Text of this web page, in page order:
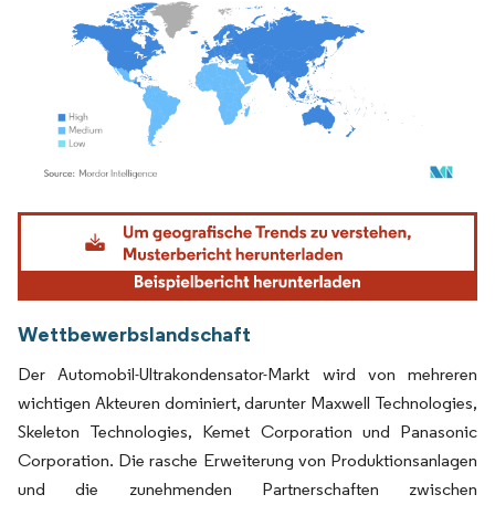
Bild © Mordor Intelligence. Wiederverwendung erfordert Namensnennung gemäß
Wettbewerbslandschaft
Der Automobil-Ultrakondensator-Markt wird von mehreren
wichtigen Akteuren dominiert, darunter Maxwell Technologies,
Skeleton Technologies, Kemet Corporation und Panasonic
Corporation. Die rasche Erweiterung von Produktionsanlagen
und die zunehmenden Partnerschaften zwischen